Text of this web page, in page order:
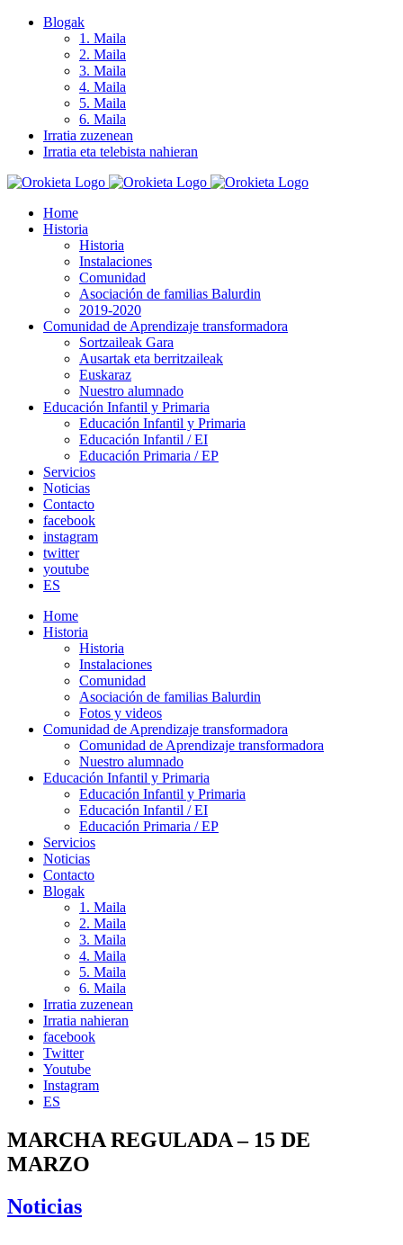
Skip
Blogak
1. Maila
2. Maila
3. Maila
4. Maila
5. Maila
6. Maila
Irratia zuzenean
Irratia eta telebista nahieran
Home
Historia
Historia
Instalaciones
Comunidad
Asociación de familias Balurdin
2019-2020
Comunidad de Aprendizaje transformadora
Sortzaileak Gara
Ausartak eta berritzaileak
Euskaraz
Nuestro alumnado
Educación Infantil y Primaria
Educación Infantil y Primaria
Educación Infantil / EI
Educación Primaria / EP
Servicios
Noticias
Contacto
facebook
instagram
twitter
youtube
ES
Home
Historia
Historia
Instalaciones
Comunidad
Asociación de familias Balurdin
Fotos y videos
Comunidad de Aprendizaje transformadora
Comunidad de Aprendizaje transformadora
Nuestro alumnado
Educación Infantil y Primaria
Educación Infantil y Primaria
Educación Infantil / EI
Educación Primaria / EP
Servicios
Noticias
Contacto
Blogak
1. Maila
2. Maila
3. Maila
4. Maila
5. Maila
6. Maila
Irratia zuzenean
Irratia nahieran
facebook
Twitter
Youtube
Instagram
ES
MARCHA REGULADA – 15 DE
MARZO
Noticias